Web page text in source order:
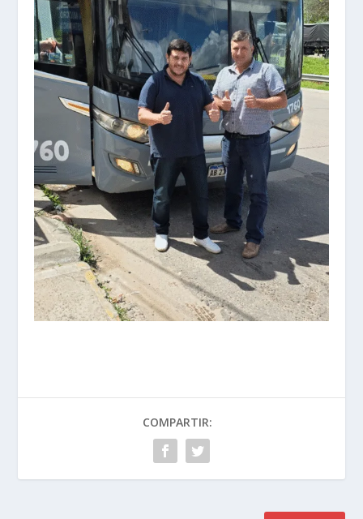
COMPARTIR: